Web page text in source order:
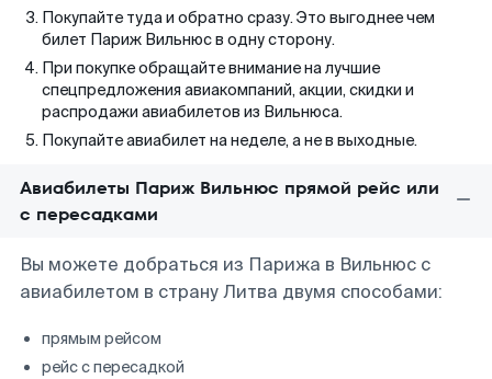
Покупайте туда и обратно сразу. Это выгоднее чем
билет Париж Вильнюс в одну сторону.
При покупке обращайте внимание на лучшие
спецпредложения авиакомпаний, акции, скидки и
распродажи авиабилетов из Вильнюса.
Покупайте авиабилет на неделе, а не в выходные.
Авиабилеты Париж Вильнюс прямой рейс или
с пересадками
Вы можете добраться из Парижа в Вильнюс с
авиабилетом в страну Литва двумя способами:
прямым рейсом
рейс с пересадкой